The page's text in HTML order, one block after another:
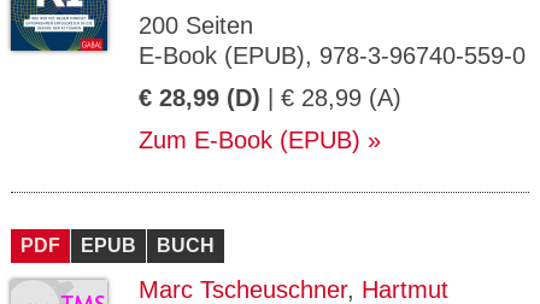
200 Seiten
E-Book (EPUB), 978-3-96740-559-0
€ 28,99 (D) | € 28,99 (A)
Zum E-Book (EPUB)
PDF EPUB BUCH
Marc Tscheuschner, Hartmut